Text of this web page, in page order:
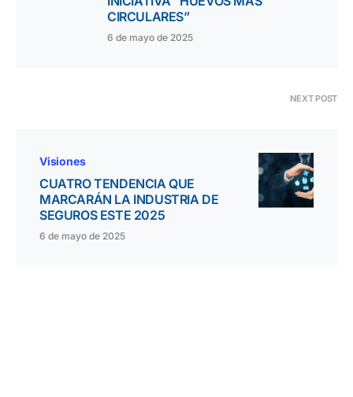
CIRCULARES”
6 de mayo de 2025
NEXT POST
Visiones
CUATRO TENDENCIA QUE
MARCARÁN LA INDUSTRIA DE
SEGUROS ESTE 2025
6 de mayo de 2025